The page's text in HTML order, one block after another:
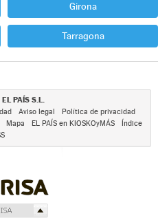
Girona
Tarragona
EL PAÍS S.L.
Aviso legal
Política de privacidad
Mapa EL PAÍS en KIOSKOyMÁS
Índice